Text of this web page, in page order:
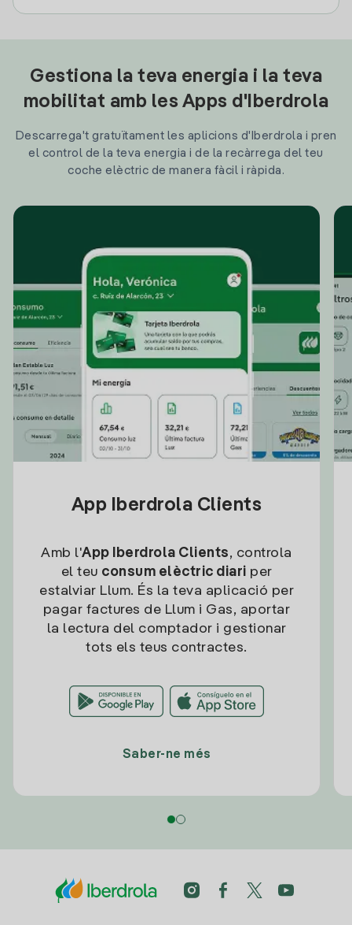
Gestiona la teva energia i la teva
mobilitat amb les Apps d'Iberdrola
Descarrega't gratuïtament les aplicions d'Iberdrola i pren
el control de la teva energia i de la recàrrega del teu
coche elèctric de manera fàcil i ràpida.
App Iberdrola Clients
Amb l'App Iberdrola Clients, controla
el teu consum elèctric diari per
estalviar Llum. És la teva aplicació per
pagar factures de Llum i Gas, aportar
la lectura del comptador i gestionar
tots els teus contractes.
Saber-ne més